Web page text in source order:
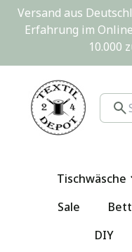
Versand aus
Erfahrung im
10.000
Tischwäsche
Sale
DIY